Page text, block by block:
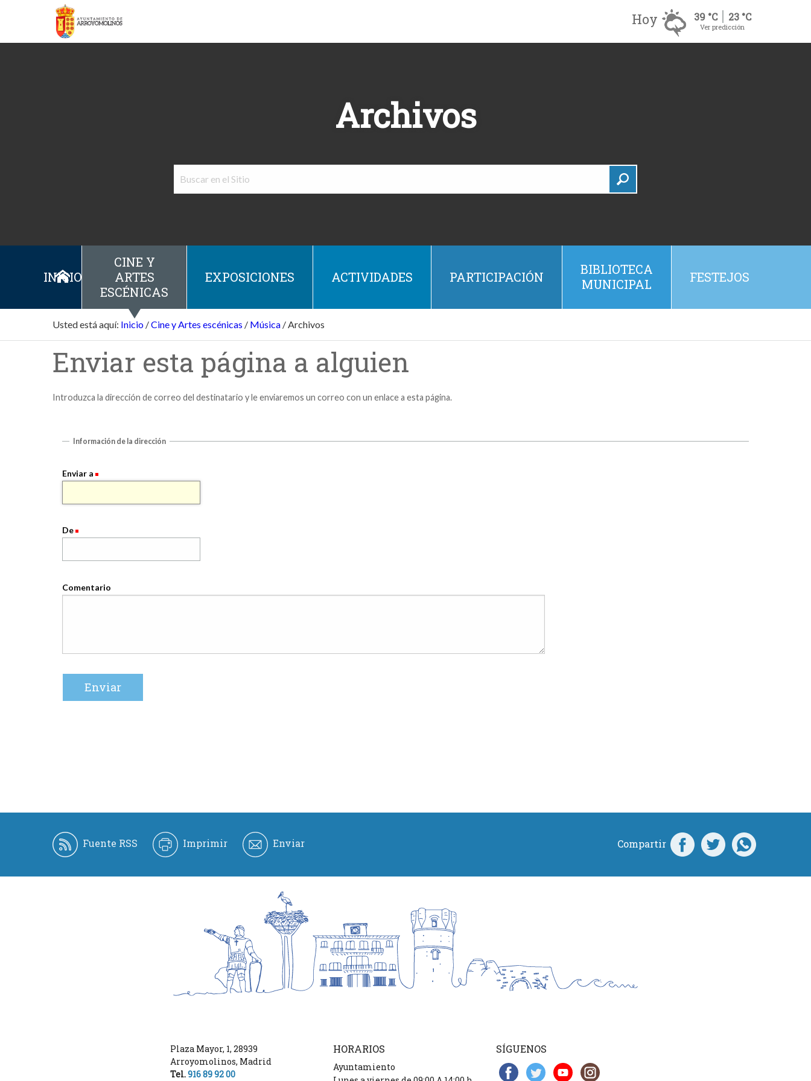
Hoy 39 °C 23 °C
Ver predicción
Archivos
INICIO
CINE Y
ARTES
ESCÉNICAS
EXPOSICIONES ACTIVIDADES PARTICIPACIÓN
BIBLIOTECA
MUNICIPAL
FESTEJOS
Usted está aquí: Inicio /Cine y Artes escénicas / Música /Archivos
Enviar esta página a alguien
Introduzca la dirección de correo del destinatario y le enviaremos un correo con un enlace a esta página.
Información de la dirección
Enviar a
De
Comentario
Fuente RSS Imprimir Enviar Compartir
Plaza Mayor, 1, 28939
Arroyomolinos, Madrid
Tel.916 89 92 00
HORARIOS
Ayuntamiento
SÍGUENOS